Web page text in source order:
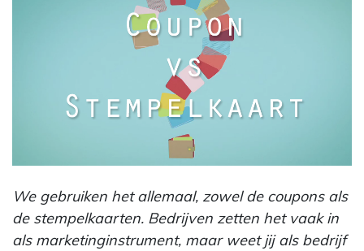
We gebruiken het allemaal, zowel de coupons als
de stempelkaarten. Bedrijven zetten het vaak in
als marketinginstrument, maar weet jij als bedrijf